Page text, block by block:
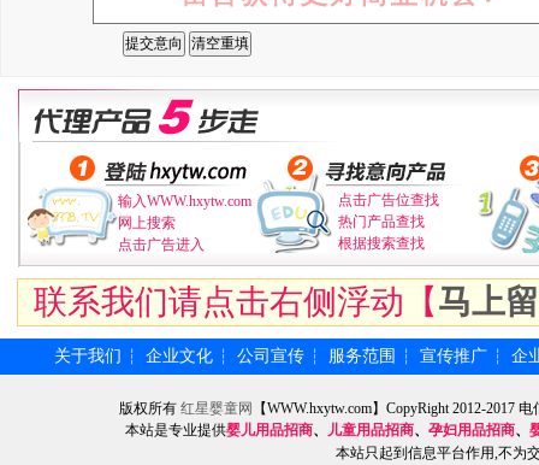
输入WWW.hxytw.com
网上搜索
点击广告进入
点击广告位查找
热门产品查找
根据搜索查找
联系我们请点击右侧浮动【马上
关于我们 ┆ 企业文化 ┆ 公司宣传 ┆ 服务范围 ┆ 宣传推广 ┆ 企
版权所有 红星婴童网
【WWW.hxytw.com】CopyRight 2012-2017
本站是专业提供婴儿用品招商、 儿童用品招商、 孕妇用品招商、
本站只起到信息平台作用,不为